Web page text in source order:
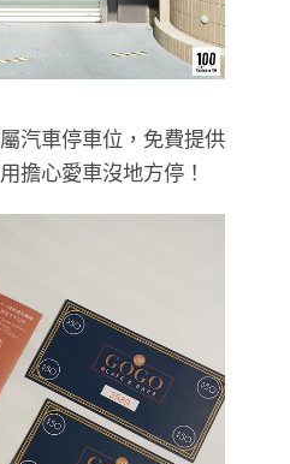
汽車停車位，免費提供
擔心愛車沒地方停！